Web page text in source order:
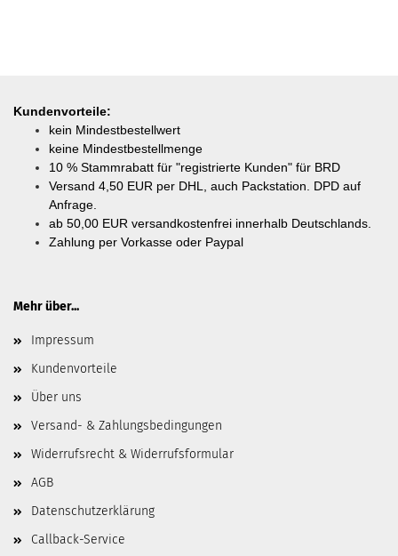
Kundenvorteile:
kein Mindestbestellwert
keine Mindestbestellmenge
10 % Stammrabatt für "registrierte Kunden" für BRD
Versand 4,50 EUR per DHL, auch Packstation. DPD auf
Anfrage.
ab 50,00 EUR versandkostenfrei innerhalb Deutschlands.
Zahlung per Vorkasse oder Paypal
Mehr über...
Impressum
Kundenvorteile
Über uns
Versand- & Zahlungsbedingungen
Widerrufsrecht & Widerrufsformular
AGB
Datenschutzerklärung
Callback-Service